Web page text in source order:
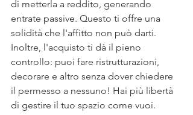
di metterla a reddito, generando
entrate passive. Questo ti offre una
solidità che l'affitto non può darti.
Inoltre, l'acquisto ti dà il pieno
controllo: puoi fare ristrutturazioni,
decorare e altro senza dover chiedere
il permesso a nessuno! Hai più libertà
di gestire il tuo spazio come vuoi.